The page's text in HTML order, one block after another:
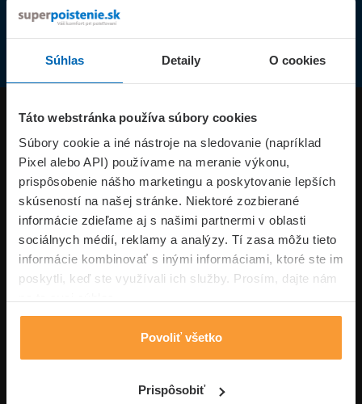
Súhlas Detaily O cookies
Táto webstránka používa súbory cookies
Súbory cookie a iné nástroje na sledovanie (napríklad
Pixel alebo API) používame na meranie výkonu,
prispôsobenie nášho marketingu a poskytovanie lepších
skúseností na našej stránke. Niektoré zozbierané
informácie zdieľame aj s našimi partnermi v oblasti
sociálnych médií, reklamy a analýzy. Tí zasa môžu tieto
informácie kombinovať s inými informáciami, ktoré ste im
poskytli, keď ste využívali ich služby. Prosím, dajte nám
Povoliť všetko
Prispôsobiť
Přejít na úvodní stránku
Produkty
Superpoistenie.sk
Informácie
Typy poistení
Volajte pon-pia: 09:00–17:00 hod
0850 100 101
Napíšte nám